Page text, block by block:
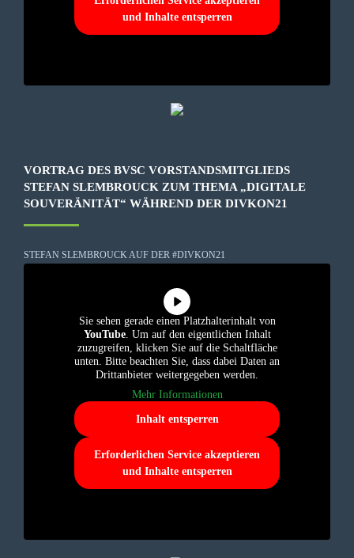
und Inhalte entsperren
VORTRAG DES BVSC VORSTANDSMITGLIEDS
STEFAN SLEMBROUCK ZUM THEMA „DIGITALE
SOUVERÄNITÄT“ WÄHREND DER DIVKON21
STEFAN SLEMBROUCK AUF DER #DIVKON21
Sie sehen gerade einen Platzhalterinhalt von
YouTube. Um auf den eigentlichen Inhalt
zuzugreifen, klicken Sie auf die Schaltfläche
unten. Bitte beachten Sie, dass dabei Daten an
Drittanbieter weitergegeben werden.
Mehr Informationen
Inhalt entsperren
Erforderlichen Service akzeptieren
und Inhalte entsperren